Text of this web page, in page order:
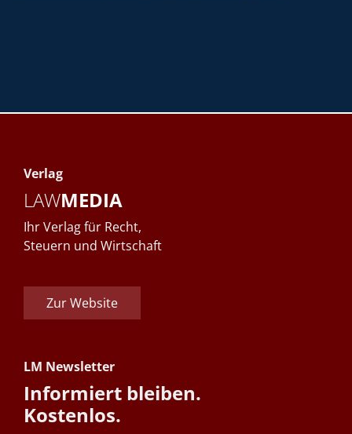
Verlag
LAWMEDIA
Ihr Verlag für Recht,
Steuern und Wirtschaft
Zur Website
LM Newsletter
Informiert bleiben.
Kostenlos.